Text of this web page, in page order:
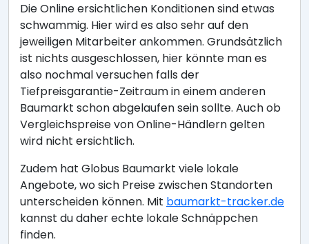
Die Online ersichtlichen Konditionen sind etwas
schwammig. Hier wird es also sehr auf den
jeweiligen Mitarbeiter ankommen. Grundsätzlich
ist nichts ausgeschlossen, hier könnte man es
also nochmal versuchen falls der
Tiefpreisgarantie-Zeitraum in einem anderen
Baumarkt schon abgelaufen sein sollte. Auch ob
Vergleichspreise von Online-Händlern gelten
wird nicht ersichtlich.
Zudem hat Globus Baumarkt viele lokale
Angebote, wo sich Preise zwischen Standorten
unterscheiden können. Mit baumarkt-tracker.de
kannst du daher echte lokale Schnäppchen
finden.